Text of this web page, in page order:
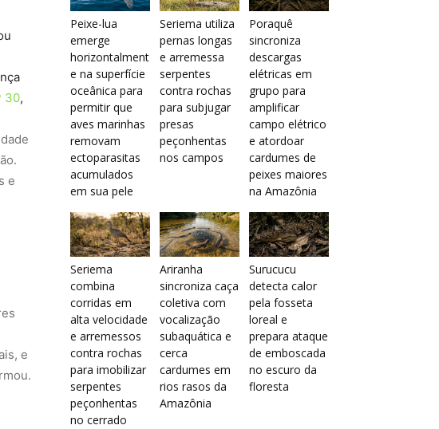
30,
e
e
Peixe-lua
emerge
horizontalment
e na superfície
oceânica para
permitir que
aves marinhas
removam
ectoparasitas
acumulados
em sua pele
Seriema utiliza
pernas longas
e arremessa
serpentes
contra rochas
para subjugar
presas
peçonhentas
nos campos
Poraquê
sincroniza
descargas
elétricas em
grupo para
amplificar
campo elétrico
e atordoar
cardumes de
peixes maiores
na Amazônia
Seriema
combina
corridas em
alta velocidade
e arremessos
contra rochas
para imobilizar
serpentes
peçonhentas
no cerrado
Ariranha
sincroniza caça
coletiva com
vocalização
subaquática e
cerca
cardumes em
rios rasos da
Amazônia
Surucucu
detecta calor
pela fosseta
loreal e
prepara ataque
de emboscada
no escuro da
floresta